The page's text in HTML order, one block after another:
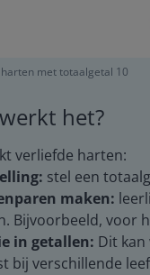
met totaalgetal 10
het?
verliefde harten:
stel een
maken:
Bijvoorbeeld, voor
in getallen: Dit
bij verschillende